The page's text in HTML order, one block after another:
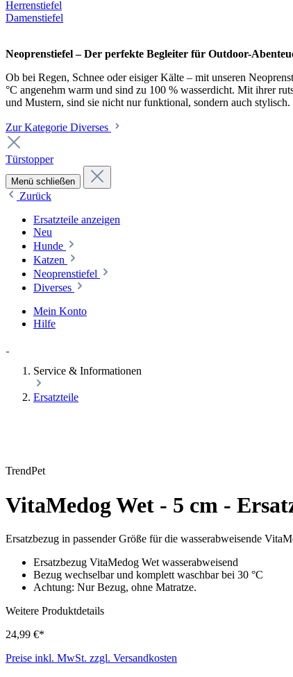
Herrenstiefel
Damenstiefel
Neoprenstiefel – Der perfekte Begleiter für Outdoor-
Ob bei Regen, Schnee oder eisiger Kälte – mit unseren
°C angenehm warm und sind zu 100 % wasserdicht. Mit ihrer
und Mustern, sind sie nicht nur funktional, sondern auch stylisch.
Zur Kategorie Diverses
Türstopper
Menü schließen
Zurück
Ersatzteile anzeigen
Neu
Hunde
Katzen
Neoprenstiefel
Diverses
Mein Konto
Hilfe
Service & Informationen
Ersatzteile
TrendPet
VitaMedog Wet - 5 cm -
Ersatzbezug in passender Größe für die wasserabweisende
Ersatzbezug VitaMedog Wet wasserabweisend
Bezug wechselbar und komplett waschbar bei 30 °C
Achtung: Nur Bezug, ohne Matratze.
Weitere Produktdetails
24,99 €*
Preise inkl. MwSt. zzgl. Versandkosten